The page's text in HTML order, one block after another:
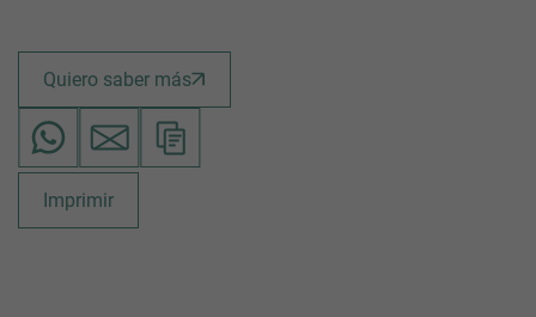
Quiero saber más
Imprimir